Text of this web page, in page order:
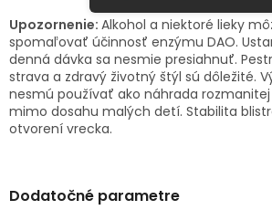
Upozornenie: Alkohol a niektoré lieky
spomaľovať účinnosť enzýmu DAO.
denná dávka sa nesmie presiahnuť.
strava a zdravý životný štýl sú dôležité.
nesmú používať ako náhrada rozmanitej
mimo dosahu malých detí. Stabilita
otvorení vrecka.
Dodatočné parametre